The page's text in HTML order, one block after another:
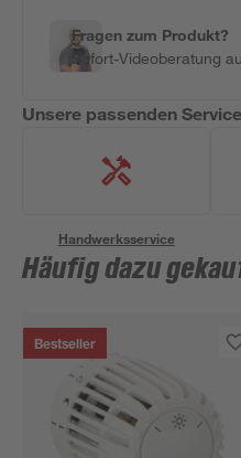
Fragen zum Produkt?
Sofort-Videoberatung
Unsere passenden
Handwerksservice
Häufig dazu
Bestseller